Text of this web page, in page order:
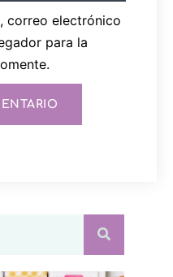
correo electrónico
para la